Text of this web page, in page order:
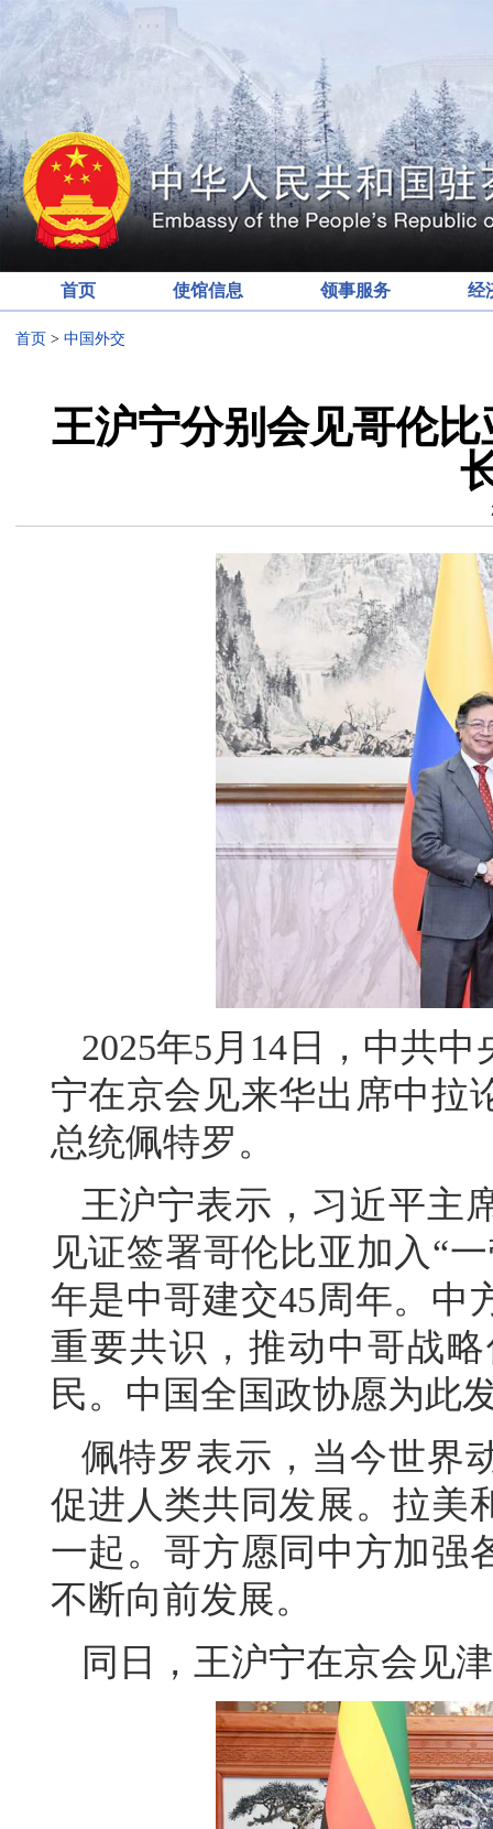
首页 使馆信息 领事服务 经
首页 > 中国外交
王沪宁分别会见哥伦
2025年5月14日，中共
宁在京会见来华出席中拉
总统佩特罗。
王沪宁表示，习近平主
见证签署哥伦比亚加入“
年是中哥建交45周年。中
重要共识，推动中哥战
民。中国全国政协愿为此
佩特罗表示，当今世界
促进人类共同发展。拉美
一起。哥方愿同中方加强
不断向前发展。
同日，王沪宁在京会见